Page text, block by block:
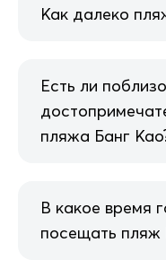
Как далеко
Есть ли
пляжа Банг
В какое время
посещать пляж